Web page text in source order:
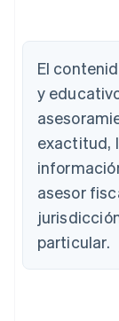
El
y
exactitud,
asesor
particular.
Alemania
Deutsch
Australia
English
Austria
Deutsch
Bélgica
Brasil
Português